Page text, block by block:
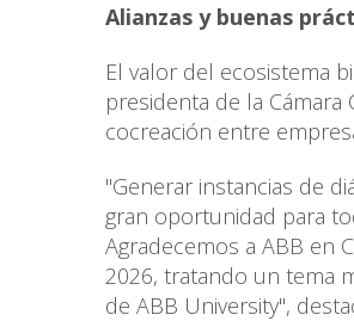
Alianzas y buenas
El valor del ecosistema
presidenta de la
cocreación entre
"Generar instancias de
gran oportunidad para
Agradecemos a ABB en
2026, tratando un tema
de ABB University",